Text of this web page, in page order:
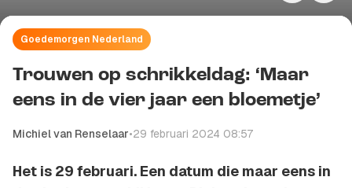
Goedemorgen Nederland
Trouwen op schrikkeldag: ‘Maar
eens in de vier jaar een bloemetje’
Michiel van Renselaar•29 februari 2024 08:57
Het is 29 februari. Een datum die maar eens in